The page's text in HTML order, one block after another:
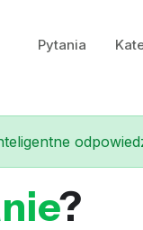
Pytania
?